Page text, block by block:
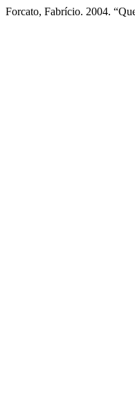
Forcato, Fabrício. 2004.